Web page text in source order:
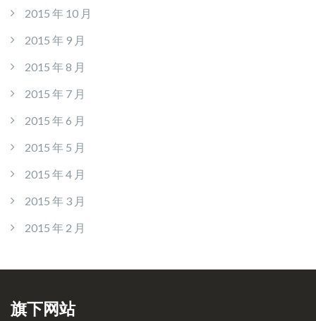
2015 年 10 月
2015 年 9 月
2015 年 8 月
2015 年 7 月
2015 年 6 月
2015 年 5 月
2015 年 4 月
2015 年 3 月
2015 年 2 月
旗下网站